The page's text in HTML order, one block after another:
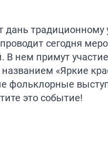
дань
сегодня
нем примут
«Яркие
фольклорные
это событие!